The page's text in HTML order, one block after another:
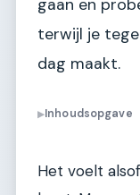
gaan en
terwijl je
dag maakt.
▶Inhoudsopgave
Het voelt